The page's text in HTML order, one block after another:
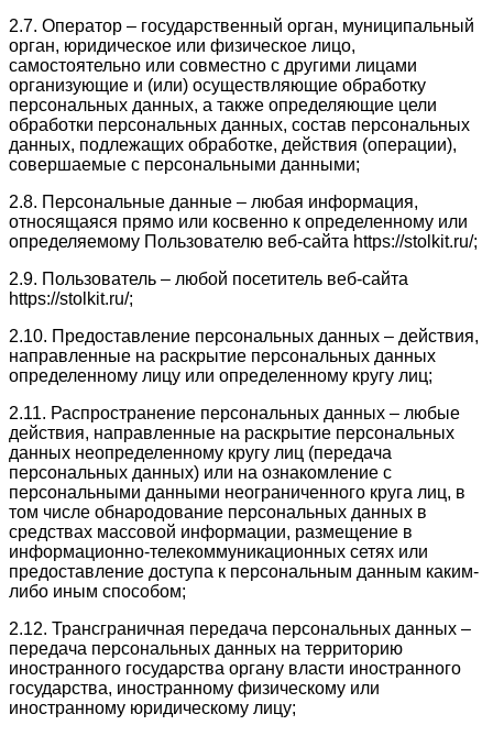
2.7. Оператор – государственный орган, муниципальный
орган, юридическое или физическое лицо,
самостоятельно или совместно с другими лицами
организующие и (или) осуществляющие обработку
персональных данных, а также определяющие цели
обработки персональных данных, состав персональных
данных, подлежащих обработке, действия (операции),
совершаемые с персональными данными;
2.8. Персональные данные – любая информация,
относящаяся прямо или косвенно к определенному или
определяемому Пользователю веб-сайта https://stolkit.ru/;
2.9. Пользователь – любой посетитель веб-сайта
https://stolkit.ru/;
2.10. Предоставление персональных данных – действия,
направленные на раскрытие персональных данных
определенному лицу или определенному кругу лиц;
2.11. Распространение персональных данных – любые
действия, направленные на раскрытие персональных
данных неопределенному кругу лиц (передача
персональных данных) или на ознакомление с
персональными данными неограниченного круга лиц, в
том числе обнародование персональных данных в
средствах массовой информации, размещение в
информационно-телекоммуникационных сетях или
предоставление доступа к персональным данным каким-
либо иным способом;
2.12. Трансграничная передача персональных данных –
передача персональных данных на территорию
иностранного государства органу власти иностранного
государства, иностранному физическому или
иностранному юридическому лицу;